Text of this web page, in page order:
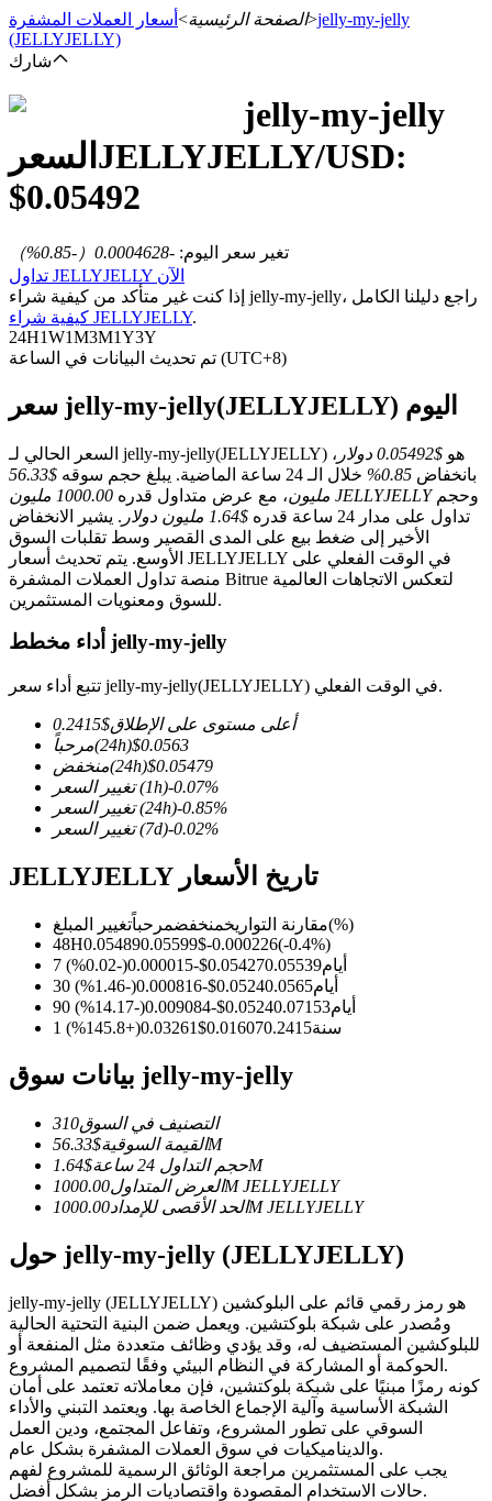
العقود الآجلة
العقود الآجلة USDT
العقود الآجلة لـ COIN-M
العقود الآجلة للعملات المشفرة
TradFi
مشتقات الأسهم والعملات الأجنبية والمعادن الثمينة والسلع
العقود الآجلة USDC
العقود الآجلة باستخدام USDC كضمان
نسخ التداول
الصفحة الرئيسية> أسعار العملات المشفرة >jelly-my-jelly
(JELLYJELLY)
شارك
jelly-my-jelly
السعر JELLYJELLY/USD:
$0.05492
تغير سعر اليوم:
-0.0004628
（
-0.85
%）
تداول JELLYJELLY الآن
إذا كنت غير متأكد من كيفية شراء jelly-my-jelly، راجع دليلنا الكامل
كيفية شراء JELLYJELLY.
24H1W1M3M1Y3Y
تم تحديث البيانات في الساعة (UTC+8)
سعر jelly-my-jelly(JELLYJELLY) اليوم
السعر الحالي لـ jelly-my-jelly(JELLYJELLY) هو $0.05492 دولار
،
بانخفاض 0.85% خلال الـ 24 ساعة الماضية. يبلغ حجم سوقه
$56.33
مليون، مع عرض متداول قدره 1000.00 مليون JELLYJELLYوحجم
تداول على مدار 24 ساعة قدره
$1.64 مليون دولار
. يشير الانخفاض
الأخير إلى ضغط بيع على المدى القصير وسط تقلبات السوق
الأوسع. يتم تحديث أسعار JELLYJELLY في الوقت الفعلي على
منصة تداول العملات المشفرة Bitrue لتعكس الاتجاهات العالمية
للسوق ومعنويات المستثمرين.
أداء مخطط jelly-my-jelly
تتبع أداء سعر jelly-my-jelly(JELLYJELLY) في الوقت الفعلي.
أعلى مستوى على الإطلاق$
0.2415
مرحباً
(24h)$0.0563
منخفض
(24h)$0.05479
تغيير السعر
(1h)-0.07%
تغيير السعر
(24h)-0.85%
تغيير السعر
(7d)-0.02%
JELLYJELLY تاريخ الأسعار
مقارنة التواريخمنخفضمرحباًتغيير المبلغ
(%)
48H0.054890.05599$-0.000226(-0.4%)
7 أيام
0.054270.05539
$
-0.000015
(
-0.02
%)
30 أيام
0.05240.0565
$
-0.000816
(
-1.46
%)
90 أيام
0.05240.07153
$
-0.009084
(
-14.17
%)
1 سنة
0.016070.2415
$
0.03261
(
+
145.8
%)
بيانات سوق jelly-my-jelly
التصنيف في السوق310
القيمة السوقية$
56.33M
حجم التداول 24 ساعة
$
1.64M
العرض المتداول1000.00M JELLYJELLY
الحد الأقصى للإمداد1000.00M JELLYJELLY
حول jelly-my-jelly (JELLYJELLY)
jelly-my-jelly (JELLYJELLY) هو رمز رقمي قائم على البلوكشين
ومُصدر على شبكة بلوكتشين. ويعمل ضمن البنية التحتية الحالية
للبلوكشين المستضيف له، وقد يؤدي وظائف متعددة مثل المنفعة أو
الحوكمة أو المشاركة في النظام البيئي وفقًا لتصميم المشروع.
كونه رمزًا مبنيًا على شبكة بلوكتشين، فإن معاملاته تعتمد على أمان
الشبكة الأساسية وآلية الإجماع الخاصة بها. ويعتمد التبني والأداء
السوقي على تطور المشروع، وتفاعل المجتمع، ودين العمل
والديناميكيات في سوق العملات المشفرة بشكل عام.
يجب على المستثمرين مراجعة الوثائق الرسمية للمشروع لفهم
حالات الاستخدام المقصودة واقتصاديات الرمز بشكل أفضل.